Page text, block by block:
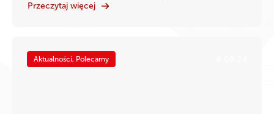
Przeczytaj więcej
Aktualności, Polecamy